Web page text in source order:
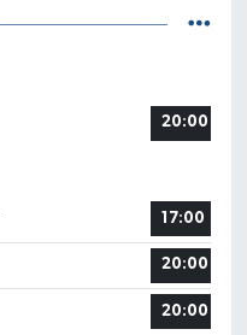
20:00
17:00
20:00
20:00